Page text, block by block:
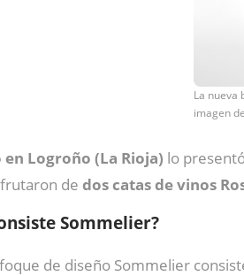
La nueva
imagen
Logroño (La Rioja) lo
de dos catas de vinos
Sommelier?
de diseño Sommelier